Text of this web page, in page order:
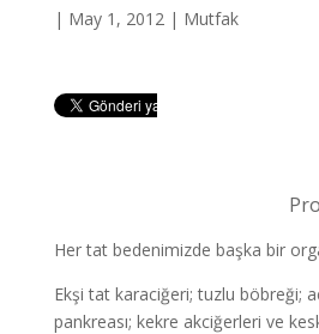
| May 1, 2012 | Mutfak
Her tat bedenimizde başka bir
Ekşi tat karaciğeri; tuzlu böbreği;
pankreası; kekre akciğerleri ve